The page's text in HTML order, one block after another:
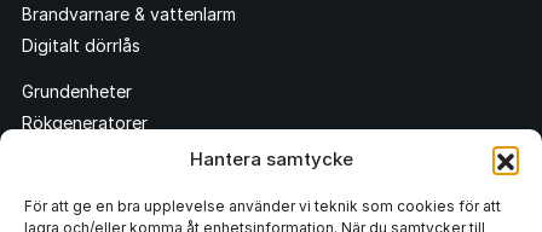
Hantera samtycke
För att ge en bra upplevelse använder vi teknik som cookies för att
lagra och/eller komma åt enhetsinformation. När du samtycker till
Brandvarnare & vattenlarm
Digitalt dörrlås
Grundenheter
Rökgeneratorer
Smarta hem